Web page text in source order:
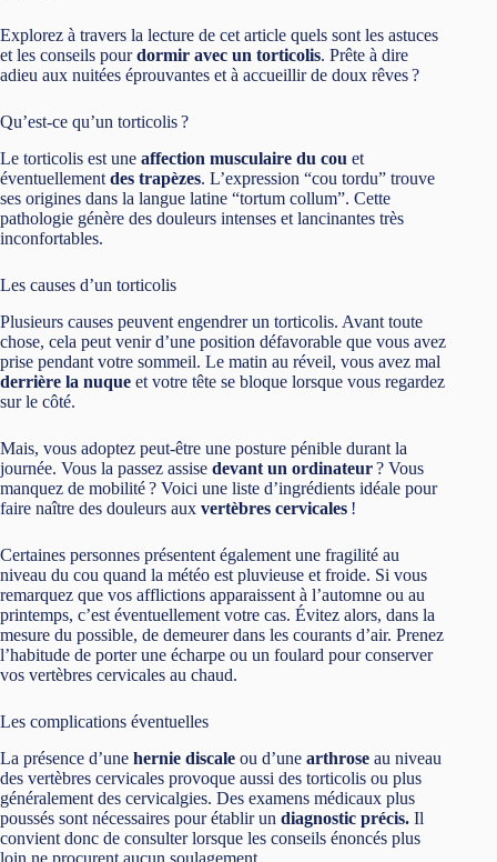
Explorez à travers la lecture de cet article quels sont les astuces
et les conseils pourdormir avec un torticolis. Prête à dire
adieu aux nuitées éprouvantes et à accueillir de doux rêves ?
Qu’est-ce qu’un torticolis ?
Le torticolis est une affection musculaire du cou et
éventuellement des trapèzes. L’expression “cou tordu” trouve
ses origines dans la langue latine “tortum collum”. Cette
pathologie génère des douleurs intenses et lancinantes très
inconfortables.
Les causes d’un torticolis
Plusieurs causes peuvent engendrer un torticolis. Avant toute
chose, cela peut venir d’une position défavorable que vous avez
prise pendant votre sommeil. Le matin au réveil, vous avez mal
derrière la nuque et votre tête se bloque lorsque vous regardez
sur le côté.
Mais, vous adoptez peut-être une posture pénible durant la
journée. Vous la passez assise devant un ordinateur? Vous
manquez de mobilité ? Voici une liste d’ingrédients idéale pour
faire naître des douleurs aux vertèbres cervicales !
Certaines personnes présentent également une fragilité au
niveau du cou quand la météo est pluvieuse et froide. Si vous
remarquez que vos afflictions apparaissent à l’automne ou au
printemps, c’est éventuellement votre cas. Évitez alors, dans la
mesure du possible, de demeurer dans les courants d’air. Prenez
l’habitude de porter une écharpe ou un foulard pour conserver
vos vertèbres cervicales au chaud.
Les complications éventuelles
La présence d’une hernie discale ou d’une arthrose au niveau
des vertèbres cervicales provoque aussi des torticolis ou plus
généralement des cervicalgies. Des examens médicaux plus
poussés sont nécessaires pour établir un diagnostic précis. Il
convient donc de consulter lorsque les conseils énoncés plus
loin ne procurent aucun soulagement.